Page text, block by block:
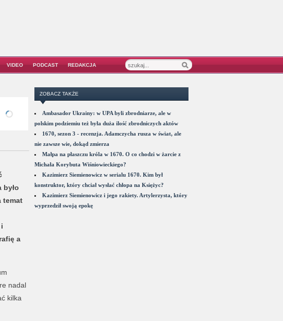
VIDEO PODCAST REDAKCJA
temat
a
nadal
kilka
ZOBACZ TAKŻE
Ambasador Ukrainy: w UPA byli zbrodniarze, ale w
polskim podziemiu też była duża ilość zbrodniczych aktów
1670, sezon 3 - recenzja. Adamczycha rusza w świat, ale
nie zawsze wie, dokąd zmierza
Małpa na płaszczu króla w 1670. O co chodzi w żarcie z
Michała Korybuta Wiśniowieckiego?
Kazimierz Siemienowicz w serialu 1670. Kim był
konstruktor, który chciał wysłać chłopa na Księżyc?
Kazimierz Siemienowicz i jego rakiety. Artylerzysta, który
wyprzedził swoją epokę